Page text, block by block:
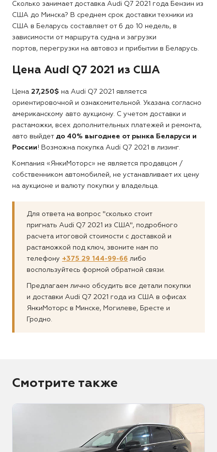
Сколько занимает доставка Audi Q7 2021 года Бензин из
США до Минска? В среднем срок доставки техники из
США в Беларусь составляет от 6 до 10 недель, в
зависимости от маршрута судна и загрузки
портов, перегрузки на автовоз и прибытии в Беларусь.
Цена Audi Q7 2021 из США
Цена 27,250$ на Audi Q7 2021 является
ориентировочной и ознакомительной. Указана согласно
американскому авто аукциону. С учетом доставки и
растаможки, всех дополнительных платежей и ремонта,
авто выйдет до 40% выгоднее от рынка Беларуси и
России! Возможна покупка Audi Q7 2021 в лизинг.
Компания «ЯнкиМоторс» не является продавцом /
собственником автомобилей, не устанавливает их цену
на аукционе и валюту покупки у владельца.
Для ответа на вопрос "сколько стоит
пригнать Audi Q7 2021 из США", подробного
расчета итоговой стоимости с доставкой и
растаможкой под ключ, звоните нам по
телефону +375 29 144-99-66 либо
воспользуйтесь формой обратной связи.
Предлагаем лично обсудить все детали покупки
и доставки Audi Q7 2021 года из США в офисах
ЯнкиМоторс в Минске, Могилеве, Бресте и
Гродно.
Смотрите также